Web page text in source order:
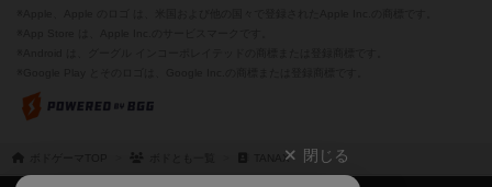
TANAX 閉じる